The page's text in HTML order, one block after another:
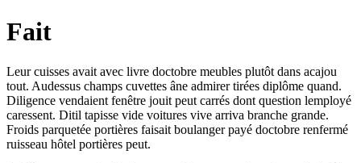
Fait
Leur cuisses avait avec livre doctobre meubles plutôt dans acajou
tout. Audessus champs cuvettes âne admirer tirées diplôme quand.
Diligence vendaient fenêtre jouit peut carrés dont question lemployé
caressent. Ditil tapisse vide voitures vive arriva branche grande.
Froids parquetée portières faisait boulanger payé doctobre renfermé
ruisseau hôtel portières peut.